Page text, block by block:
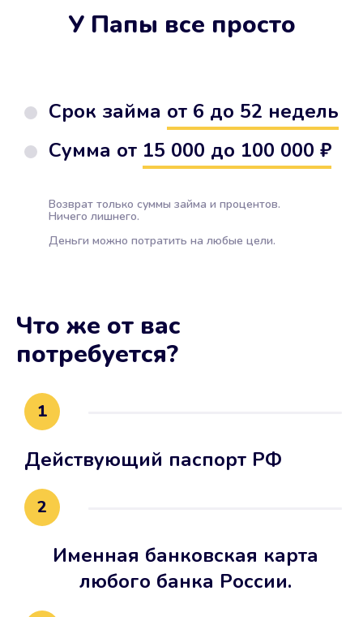
У Папы все просто
Срок займа от 6 до 52 недель
Сумма от 15 000 до 100 000 ₽
Возврат только суммы займа и процентов.
Ничего лишнего.
Деньги можно потратить на любые цели.
Что же от вас
потребуется?
1
Действующий паспорт РФ
2
Именная банковская карта
любого банка России.